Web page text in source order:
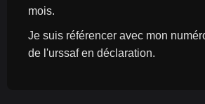
mois.
Je suis référencer avec mon
de l'urssaf en déclaration.